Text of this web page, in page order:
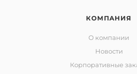
КОМПАНИЯ
О компании
Новости
Корпоративные